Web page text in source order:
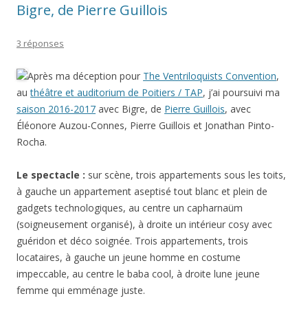
Bigre, de Pierre Guillois
3 réponses
Après ma déception pour The Ventriloquists Convention,
authéâtre et auditorium de Poitiers / TAP, j’ai poursuivi ma
saison 2016-2017 avec Bigre, de Pierre Guillois, avec
Éléonore Auzou-Connes, Pierre Guillois et Jonathan Pinto-
Rocha.
Le spectacle : sur scène, trois appartements sous les toits,
à gauche un appartement aseptisé tout blanc et plein de
gadgets technologiques, au centre un capharnaüm
(soigneusement organisé), à droite un intérieur cosy avec
guéridon et déco soignée. Trois appartements, trois
locataires, à gauche un jeune homme en costume
impeccable, au centre le baba cool, à droite lune jeune
femme qui emménage juste.